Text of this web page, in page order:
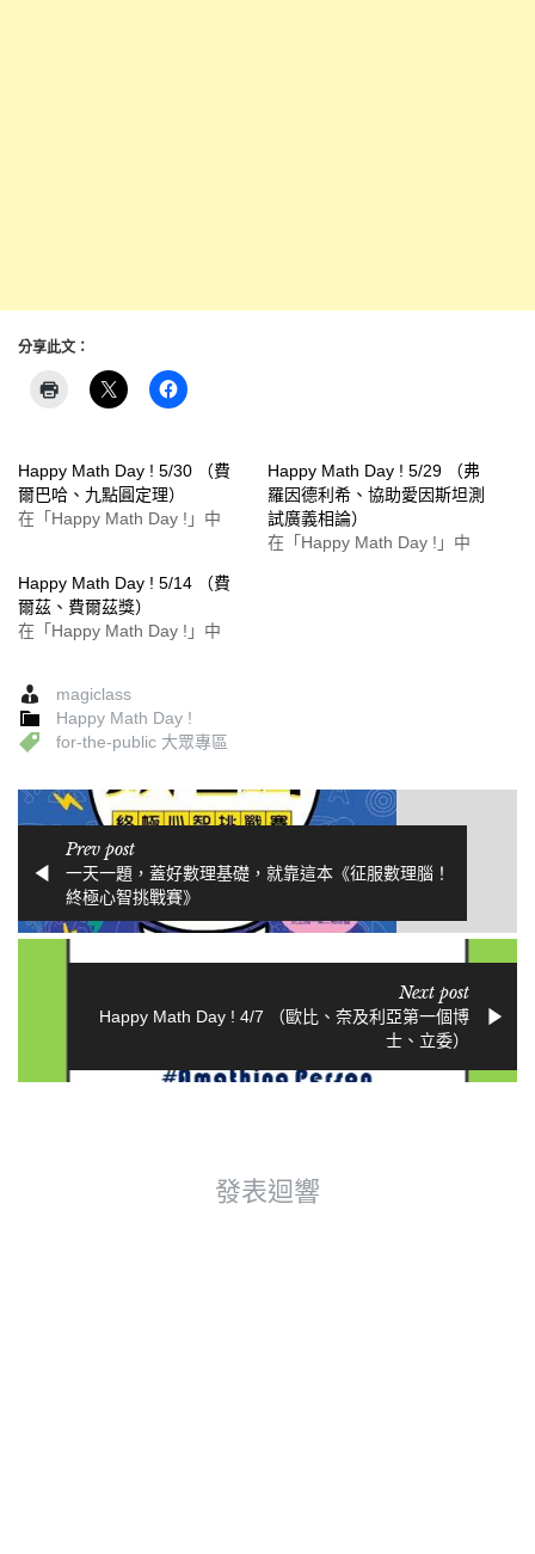
分享此文：
Happy Math Day ! 5/30 （費
爾巴哈、九點圓定理）
在「Happy Math Day !」中
Happy Math Day ! 5/29 （弗
羅因德利希、協助愛因斯坦測
試廣義相論）
在「Happy Math Day !」中
Happy Math Day ! 5/14 （費
爾茲、費爾茲獎）
在「Happy Math Day !」中
magiclass
Happy Math Day !
for-the-public 大眾專區
Prev post
一天一題，蓋好數理基礎，就靠這本《征服數理腦！
終極心智挑戰賽》
Next post
Happy Math Day ! 4/7 （歐比、奈及利亞第一個博
士、立委）
發表迴響